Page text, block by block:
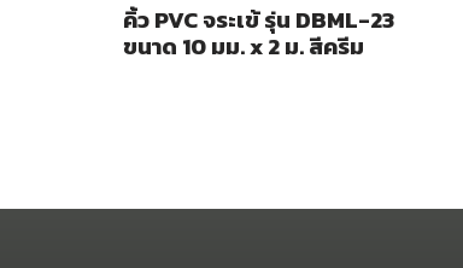
คิ้ว PVC จระเข้ รุ่น DBML-23
ขนาด 10 มม. x 2 ม. สีครีม